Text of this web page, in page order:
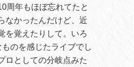
周年もほぼ忘れてたと
なかったんだけど、近
を覚えたりして。いろ
のを感じたライブでし
ロとしての分岐点みた